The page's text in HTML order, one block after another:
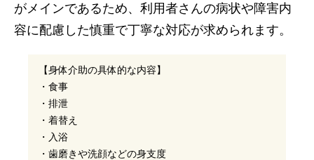
がメインであるため、利用者さんの病状や障害内
容に配慮した慎重で丁寧な対応が求められます。
【身体介助の具体的な内容】
・食事
・排泄
・着替え
・入浴
・歯磨きや洗顔などの身支度